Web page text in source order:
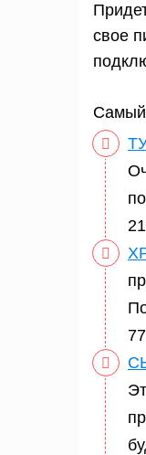
свое
Самый